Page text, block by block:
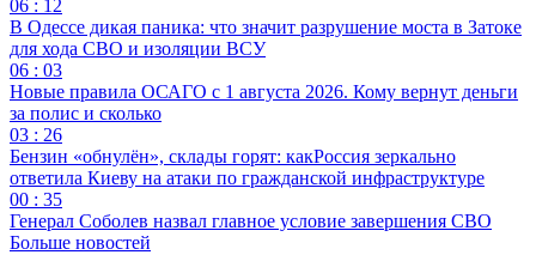
06 : 12
В Одессе дикая паника: что значит разрушение моста в Затоке
для хода СВО и изоляции ВСУ
06 : 03
Новые правила ОСАГО с 1 августа 2026. Кому вернут деньги
за полис и сколько
03 : 26
Бензин «обнулён», склады горят: какРоссия зеркально
ответила Киеву на атаки по гражданской инфраструктуре
00 : 35
Генерал Соболев назвал главное условие завершения СВО
Больше новостей